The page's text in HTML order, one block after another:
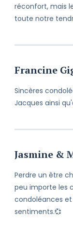
réconfort, mais
toute notre
Francine
Sincères
Jacques ainsi
Jasmine &
Perdre un être
peu importe les
condoléances
sentiments.💞